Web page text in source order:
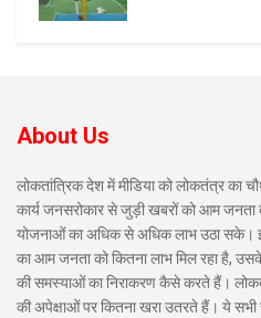
About Us
लोकतांत्रिक देश में मीडिया को लोकतंत्र का
कार्य जनसरोकार से जुड़ी खबरों को आम
योजनाओं का अधिक से अधिक लाभ उठा सके।
का आम जनता को कितना लाभ मिल रहा है,
की समस्याओं का निराकरण कैसे करते हैं।
की अपेक्षाओं पर कितना खरा उतरते हैं। ये